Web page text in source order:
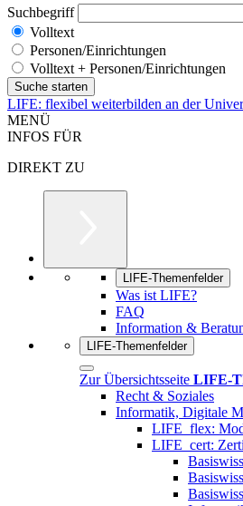
Suchbegriff
Volltext
Personen/Einrichtungen
Volltext + Personen/Einrichtungen
LIFE: flexibel weiterbilden an der
MENÜ
INFOS FÜR
DIREKT ZU
LIFE-Themenfelder
Was ist LIFE?
FAQ
Information &
LIFE-Themenfelder
Zur Übersichtsseite LIFE-
Recht & Soziales
Informatik, Digitale
LIFE_flex:
LIFE_cert: